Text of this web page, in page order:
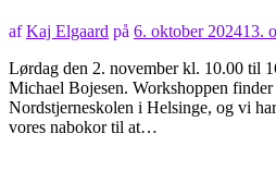
afKaj Elgaard på 6. oktober 202413.
Lørdag den 2. november kl. 10.00 til
Michael Bojesen. Workshoppen finder
Nordstjerneskolen i Helsinge, og vi
vores nabokor til at…